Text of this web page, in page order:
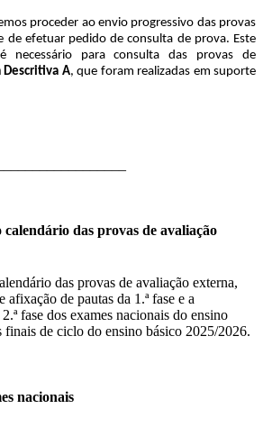
proceder ao envio progressivo das provas
de efetuar pedido de consulta de prova. Este
necessário para consulta das provas de
A, que foram realizadas em suporte
das provas de avaliação
das provas de avaliação externa,
afixação de pautas da 1.ª fase e a
fase dos exames nacionais do ensino
finais de ciclo do ensino básico 2025/2026.
nacionais